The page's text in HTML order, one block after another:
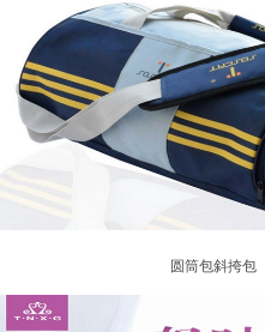
圆筒包斜挎包